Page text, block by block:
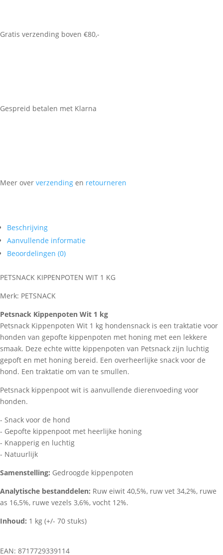
Gratis verzending boven €80,-
Gespreid betalen met Klarna
Meer over verzending en retourneren
Beschrijving
Aanvullende informatie
Beoordelingen (0)
PETSNACK KIPPENPOTEN WIT 1 KG
Merk: PETSNACK
Petsnack Kippenpoten Wit 1 kg
Petsnack Kippenpoten Wit 1 kg hondensnack is een traktatie voor
honden van gepofte kippenpoten met honing met een lekkere
smaak. Deze echte witte kippenpoten van Petsnack zijn luchtig
gepoft en met honing bereid. Een overheerlijke snack voor de
hond. Een traktatie om van te smullen.
Petsnack kippenpoot wit is aanvullende dierenvoeding voor
honden.
- Snack voor de hond
- Gepofte kippenpoot met heerlijke honing
- Knapperig en luchtig
- Natuurlijk
Samenstelling: Gedroogde kippenpoten
Analytische bestanddelen: Ruw eiwit 40,5%, ruw vet 34,2%, ruwe
as 16,5%, ruwe vezels 3,6%, vocht 12%.
Inhoud: 1 kg (+/- 70 stuks)
EAN: 8717729339114